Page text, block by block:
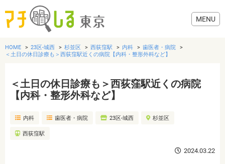
グルメ
美容・健康
HOME 23区-城西 杉並区 西荻窪駅 内科
歯医者・病院
＜土日の休日診療も＞西荻窪駅近くの病院【内科・整形外科など】
＜土日の休日診療も＞西荻窪駅近くの病院
【内科・整形外科など】
内科 歯医者・病院 23区-城西 杉並区
西荻窪駅
2024.03.22